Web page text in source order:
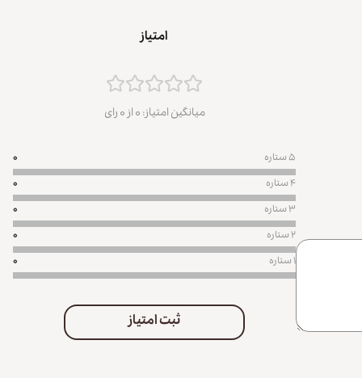
امتیاز
میانگین امتیاز:۰ از ۰ رای
۵ ستاره
۰
۴ ستاره
۰
۳ ستاره
۰
۲ ستاره
۰
۱ ستاره
۰
ثبت امتیاز